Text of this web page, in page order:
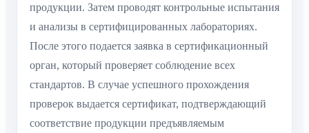
продукции. Затем проводят контрольные испытания
и анализы в сертифицированных лабораториях.
После этого подается заявка в сертификационный
орган, который проверяет соблюдение всех
стандартов. В случае успешного прохождения
проверок выдается сертификат, подтверждающий
соответствие продукции предъявляемым